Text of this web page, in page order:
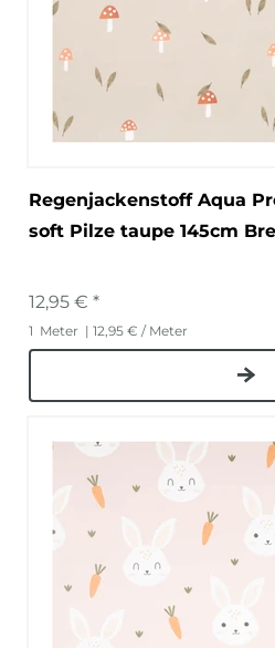
Regenjackenstoff Aqua
soft Pilze taupe 145cm
12,95 € *
1 Meter | 12,95 € / Meter